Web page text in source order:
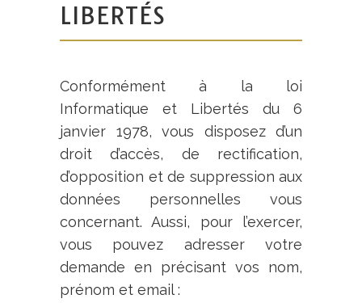
LIBERTÉS
Conformément à la loi
Informatique et Libertés du 6
janvier 1978, vous disposez d’un
droit d’accès, de rectification,
d’opposition et de suppression aux
données personnelles vous
concernant. Aussi, pour l’exercer,
vous pouvez adresser votre
demande en précisant vos nom,
prénom et email :